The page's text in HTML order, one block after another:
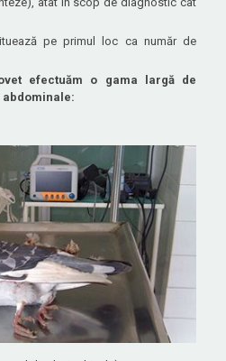
pe primul loc ca număr de
efectuăm o gama largă de